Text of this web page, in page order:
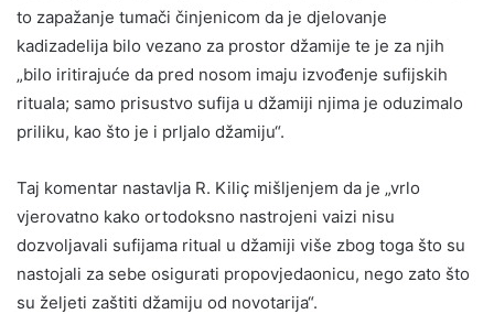
to zapažanje tumači činjenicom da je djelovanje
kadizadelija bilo vezano za prostor džamije te je za njih
„bilo iritirajuće da pred nosom imaju izvođenje sufijskih
rituala; samo prisustvo sufija u džamiji njima je oduzimalo
priliku, kao što je i prljalo džamiju“.
Taj komentar nastavlja R. Kiliç mišljenjem da je „vrlo
vjerovatno kako ortodoksno nastrojeni vaizi nisu
dozvoljavali sufijama ritual u džamiji više zbog toga što su
nastojali za sebe osigurati propovjedaonicu, nego zato što
su željeti zaštiti džamiju od novotarija“.